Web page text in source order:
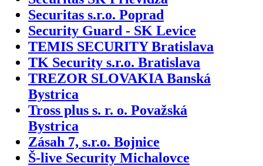
Securitas s.r.o. Poprad
Security Guard - SK Levice
TEMIS SECURITY Bratislava
TK Security s.r.o. Bratislava
TREZOR SLOVAKIA Banská
Bystrica
Tross plus s. r. o. Považská
Bystrica
Zásah 7, s.r.o. Bojnice
Š-live Security Michalovce